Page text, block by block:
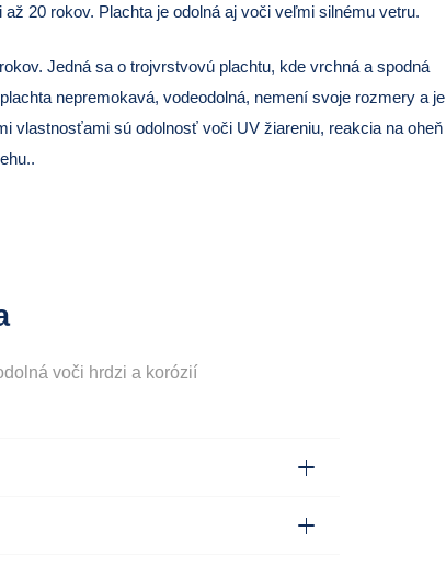
20 rokov. Plachta je odolná aj voči veľmi silnému vetru.
Jedná sa o trojvrstvovú plachtu, kde vrchná a spodná
nepremokavá, vodeodolná, nemení svoje rozmery a je
vlastnosťami sú odolnosť voči UV žiareniu, reakcia na oheň
voči hrdzi a korózií